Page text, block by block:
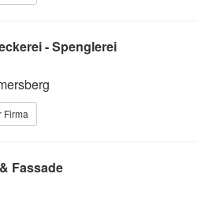
- Spenglerei
Firma
Fassade